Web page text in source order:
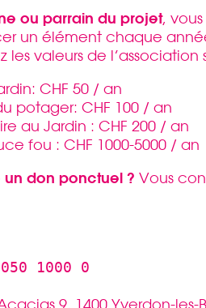
ou parrain du projet,
un élément chaque
les valeurs de l’association
CHF 50 / an
potager: CHF 100 / an
au Jardin : CHF 200 / an
fou : CHF 1000-5000 / an
un don ponctuel ? Vous
1000 0
9, 1400 Yverdon-les-